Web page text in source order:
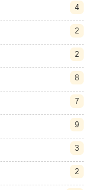
4
2
2
8
7
9
3
2